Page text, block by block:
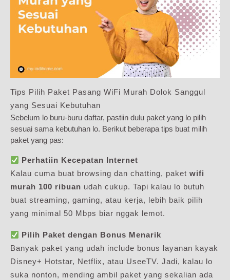
Tips Pilih Paket Pasang WiFi Murah Dolok Sanggul
yang Sesuai Kebutuhan
Sebelum lo buru-buru daftar, pastiin dulu paket yang lo pilih
sesuai sama kebutuhan lo. Berikut beberapa tips buat milih
paket yang pas:
Perhatiin Kecepatan Internet
Kalau cuma buat browsing dan chatting, paket wifi
murah 100 ribuan udah cukup. Tapi kalau lo butuh
buat streaming, gaming, atau kerja, lebih baik pilih
yang minimal 50 Mbps biar nggak lemot.
Pilih Paket dengan Bonus Menarik
Banyak paket yang udah include bonus layanan kayak
Disney+ Hotstar, Netflix, atau UseeTV. Jadi, kalau lo
suka nonton, mending ambil paket yang sekalian ada